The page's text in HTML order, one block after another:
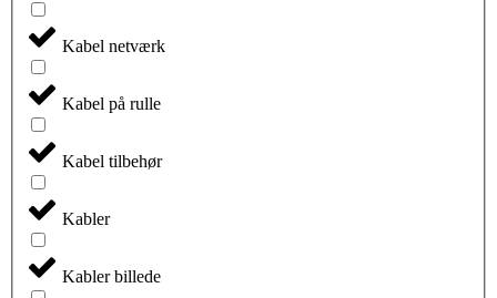
Kabel netværk
Kabel på rulle
Kabel tilbehør
Kabler
Kabler billede